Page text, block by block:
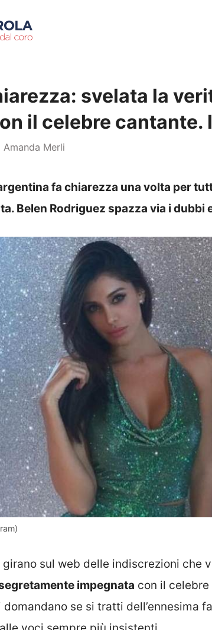
svelata la
il celebre cantante.
Amanda Merli
fa chiarezza una volta per
Belen Rodriguez spazza via i dubbi
sul web delle indiscrezioni che
impegnata con il celebre
domandano se si tratti dell’ennesima